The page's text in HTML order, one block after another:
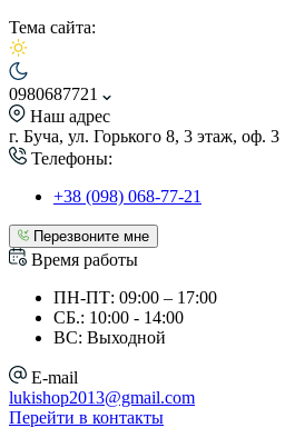
Тема сайта:
0980687721
Наш адрес
г. Буча, ул. Горького 8, 3 этаж, оф. 3
Телефоны:
+38 (098) 068-77-21
Перезвоните мне
Время работы
ПН-ПТ: 09:00 – 17:00
СБ.: 10:00 - 14:00
ВС: Выходной
E-mail
lukishop2013@gmail.com
Перейти в контакты